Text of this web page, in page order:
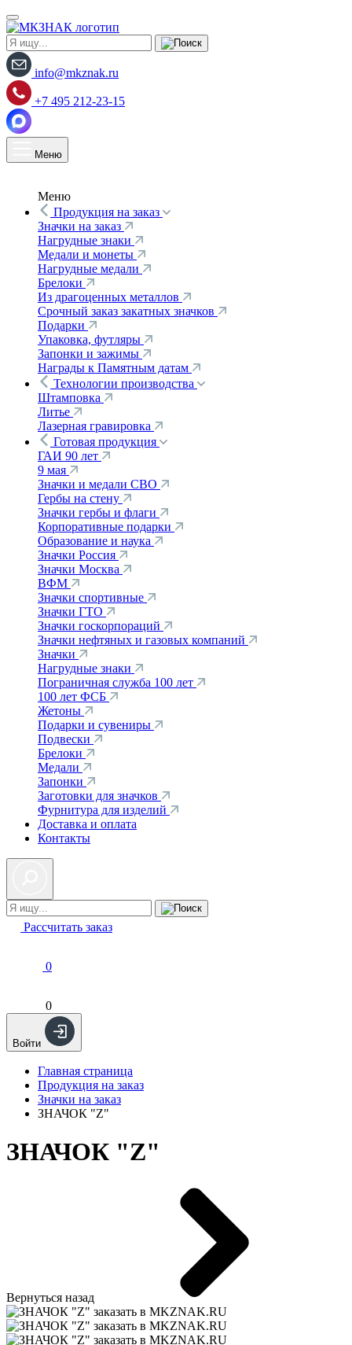
info@mkznak.ru
+7 495 212-23-15
Меню
Меню
Продукция на заказ
Значки на заказ
Нагрудные знаки
Медали и монеты
Нагрудные медали
Брелоки
Из драгоценных металлов
Срочный заказ закатных значков
Подарки
Упаковка, футляры
Запонки и зажимы
Награды к Памятным датам
Технологии производства
Штамповка
Литье
Лазерная гравировка
Готовая продукция
ГАИ 90 лет
9 мая
Значки и медали СВО
Гербы на стену
Значки гербы и флаги
Корпоративные подарки
Образование и наука
Значки Россия
Значки Москва
ВФМ
Значки спортивные
Значки ГТО
Значки госкорпораций
Значки нефтяных и газовых компаний
Значки
Нагрудные знаки
Пограничная служба 100 лет
100 лет ФСБ
Жетоны
Подарки и сувениры
Подвески
Брелоки
Медали
Запонки
Заготовки для значков
Фурнитура для изделий
Доставка и оплата
Контакты
Рассчитать заказ
0
0
Войти
Главная страница
Продукция на заказ
Значки на заказ
ЗНАЧОК "Z"
ЗНАЧОК "Z"
Вернуться назад